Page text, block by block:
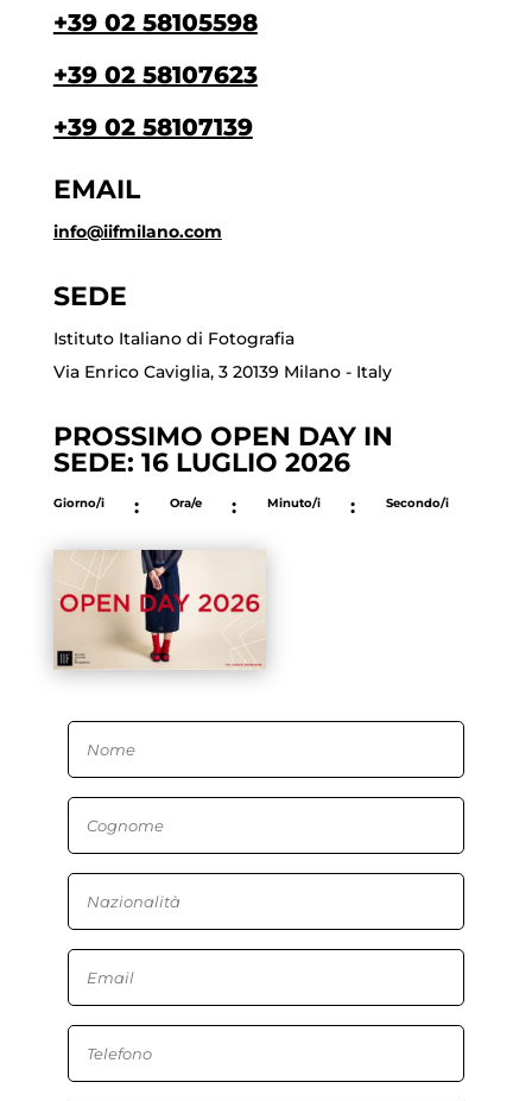
+39 02 58105598
+39 02 58107623
+39 02 58107139
EMAIL
info@iifmilano.com
SEDE
Istituto Italiano di Fotografia
Via Enrico Caviglia, 3 20139 Milano - Italy
PROSSIMO OPEN DAY IN
SEDE: 16 LUGLIO 2026
Giorno/i : Ora/e : Minuto/i : Secondo/i